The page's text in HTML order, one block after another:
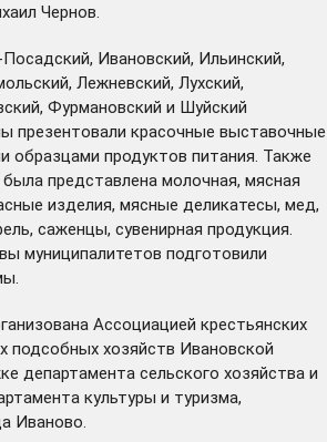
Чернов.
Посадский, Ивановский, Ильинский,
Лежневский, Лухский,
Фурмановский и Шуйский
презентовали красочные выставочные
образцами продуктов питания. Также
представлена молочная, мясная
изделия, мясные деликатесы, мед,
саженцы, сувенирная продукция.
муниципалитетов подготовили
Ассоциацией крестьянских
подсобных хозяйств Ивановской
департамента сельского хозяйства и
культуры и туризма,
Иваново.